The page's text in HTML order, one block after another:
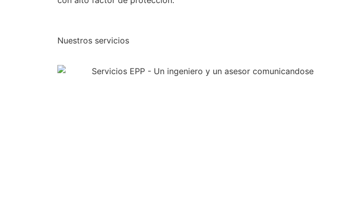
Nuestros servicios